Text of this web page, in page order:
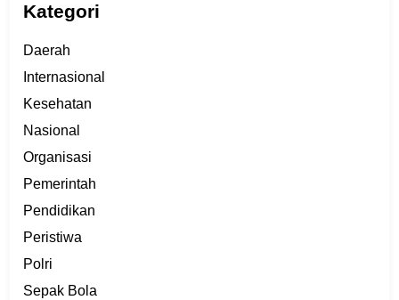
Kategori
Daerah
Internasional
Kesehatan
Nasional
Organisasi
Pemerintah
Pendidikan
Peristiwa
Polri
Sepak Bola